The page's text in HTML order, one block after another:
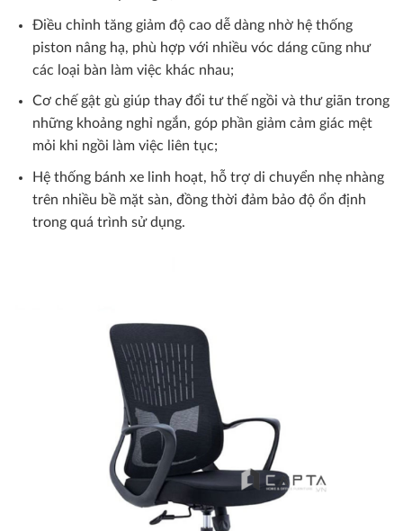
Điều chỉnh tăng giảm độ cao dễ dàng nhờ hệ thống
piston nâng hạ, phù hợp với nhiều vóc dáng cũng như
các loại bàn làm việc khác nhau;
Cơ chế gật gù giúp thay đổi tư thế ngồi và thư giãn trong
những khoảng nghỉ ngắn, góp phần giảm cảm giác mệt
mỏi khi ngồi làm việc liên tục;
Hệ thống bánh xe linh hoạt, hỗ trợ di chuyển nhẹ nhàng
trên nhiều bề mặt sàn, đồng thời đảm bảo độ ổn định
trong quá trình sử dụng.